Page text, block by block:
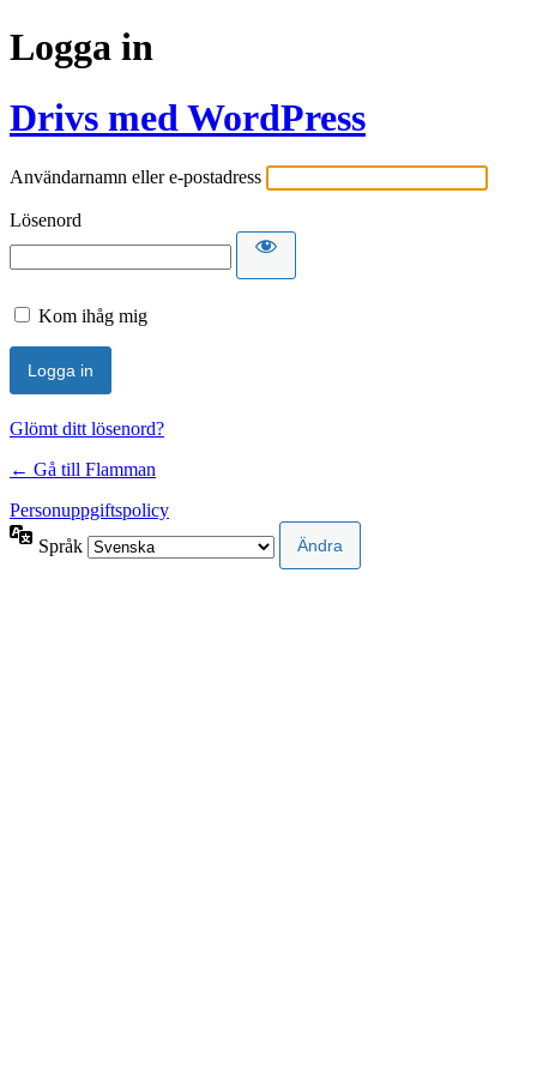
Logga in
Drivs med WordPress
Användarnamn eller e-postadress
Lösenord
Kom ihåg mig
Glömt ditt lösenord?
← Gå till Flamman
Personuppgiftspolicy
Språk